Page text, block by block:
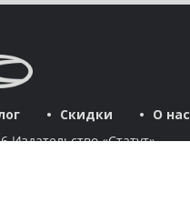
Скидки О нас
Издательство «Статут»